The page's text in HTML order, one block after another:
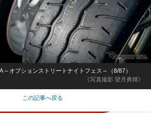
《写真撮影 望月勇輝》
～オプションストリートナイトフェス～（8/87）
この記事へ戻る